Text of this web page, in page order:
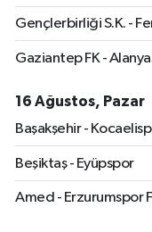
Gençlerbirliği S.K. -
Gaziantep FK -
16 Ağustos, Pazar
Başakşehir -
Beşiktaş - Eyüpspor
Amed - Erzurumspor